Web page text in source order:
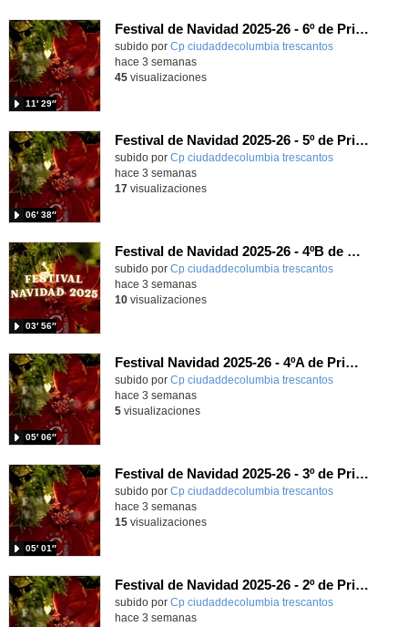
Festival de Navidad 2025-26 - 6º de Primaria
subido por Cp ciudaddecolumbia trescantos
11′ 29″
-
hace 3 semanas
45visualizaciones
Festival de Navidad 2025-26 - 5º de Primaria
subido por Cp ciudaddecolumbia trescantos
06′ 38″
-
hace 3 semanas
17visualizaciones
Festival de Navidad 2025-26 - 4ºB de Primaria
subido por Cp ciudaddecolumbia trescantos
03′ 56″
-
hace 3 semanas
10visualizaciones
Festival Navidad 2025-26 - 4ºA de Primaria
subido por Cp ciudaddecolumbia trescantos
05′ 06″
-
hace 3 semanas
5visualizaciones
Festival de Navidad 2025-26 - 3º de Primaria
subido por Cp ciudaddecolumbia trescantos
05′ 01″
-
hace 3 semanas
15visualizaciones
Festival de Navidad 2025-26 - 2º de Primaria
subido por Cp ciudaddecolumbia trescantos-
hace 3 semanas